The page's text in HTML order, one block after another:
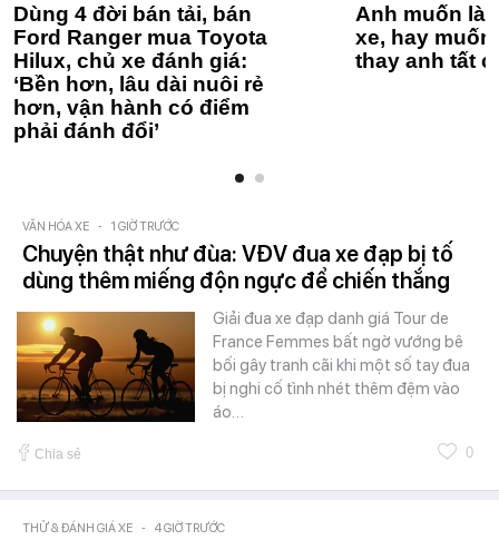
Dùng 4 đời bán tải, bán
Ford Ranger mua Toyota
Hilux, chủ xe đánh giá:
‘Bền hơn, lâu dài nuôi rẻ
hơn, vận hành có điểm
phải đánh đổi’
Anh muốn
xe, hay
thay anh tất
VĂN HÓA XE - 1 GIỜ TRƯỚC
Chuyện thật như đùa: VĐV đua xe đạp bị tố
dùng thêm miếng độn ngực để chiến thắng
Giải đua xe đạp danh giá Tour de
France Femmes bất ngờ vướng bê
bối gây tranh cãi khi một số tay đua
bị nghi cố tình nhét thêm đệm vào
áo…
Chia sẻ 0
THỬ & ĐÁNH GIÁ XE - 4 GIỜ TRƯỚC